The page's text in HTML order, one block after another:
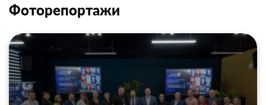
Фоторепортажи